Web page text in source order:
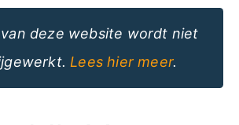
deze website wordt niet
Lees hier meer.